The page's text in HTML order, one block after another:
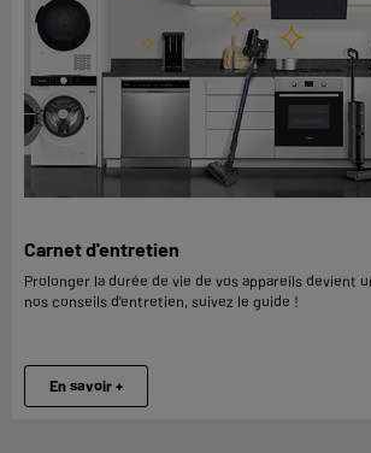
Carnet d'entretien
Prolonger la durée de vie de vos appareils devient
nos conseils d’entretien, suivez le guide !
En savoir +